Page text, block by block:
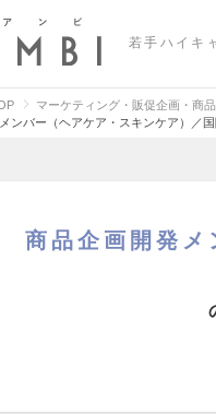
若手ハイキ
マーケティング・販促企画・商
ンバー（ヘアケア・スキンケア）／
商品企画開発メ